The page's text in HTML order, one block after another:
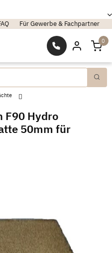
Für Gewerbe & Fachpartner
0
F90 Hydro
50mm für